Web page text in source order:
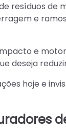
resíduos de
e
e
deseja
hoje e